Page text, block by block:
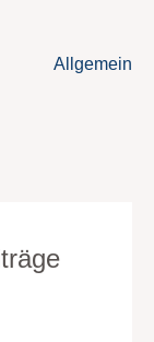
Allgemein